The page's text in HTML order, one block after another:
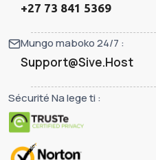
+27 73 841 5369
Mungo maboko 24/7 :
Support@Sive.Host
Sécurité Na lege ti :